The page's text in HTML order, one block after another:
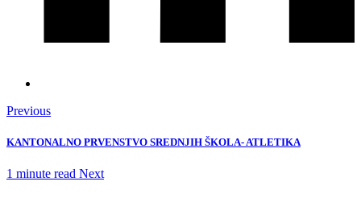
Previous
KANTONALNO PRVENSTVO SREDNJIH ŠKOLA- ATLETIKA
1 minute read Next